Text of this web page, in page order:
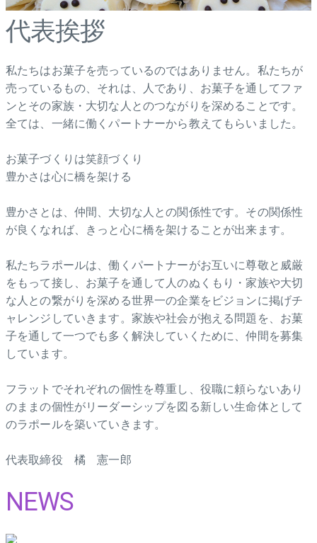
代表挨拶
私たちはお菓子を売っているのではありません。私たちが
売っているもの、それは、人であり、お菓子を通してファ
ンとその家族・大切な人とのつながりを深めることです。
全ては、一緒に働くパートナーから教えてもらいました。
お菓子づくりは笑顔づくり
豊かさは心に橋を架ける
豊かさとは、仲間、大切な人との関係性です。その関係性
が良くなれば、きっと心に橋を架けることが出来ます。
私たちラポールは、働くパートナーがお互いに尊敬と威厳
をもって接し、お菓子を通して人のぬくもり・家族や大切
な人との繋がりを深める世界一の企業をビジョンに掲げチ
ャレンジしていきます。家族や社会が抱える問題を、お菓
子を通して一つでも多く解決していくために、仲間を募集
しています。
フラットでそれぞれの個性を尊重し、役職に頼らないあり
のままの個性がリーダーシップを図る新しい生命体として
のラポールを築いていきます。
代表取締役 橘 憲一郎
NEWS